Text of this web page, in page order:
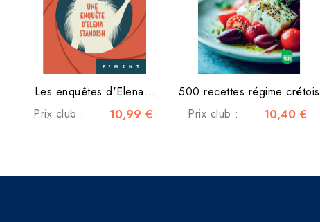
Les enquêtes d'Elena...
Prix club :
10,99 €
500 recettes régime crétois
Prix club :
10,40 €